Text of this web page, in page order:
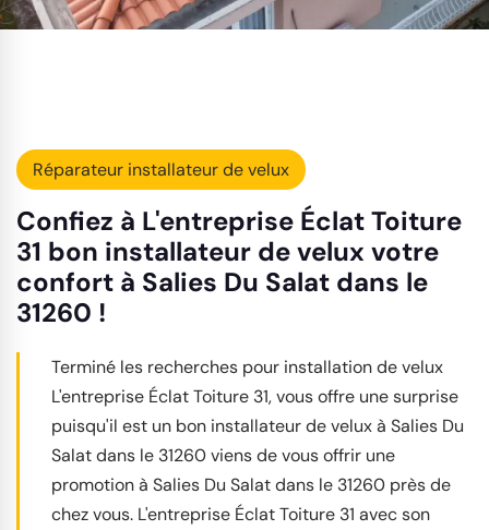
Réparateur installateur de velux
Confiez à L'entreprise Éclat Toiture
31 bon installateur de velux votre
confort à Salies Du Salat dans le
31260 !
Terminé les recherches pour installation de velux
L'entreprise Éclat Toiture 31, vous offre une surprise
puisqu'il est un bon installateur de velux à Salies Du
Salat dans le 31260 viens de vous offrir une
promotion à Salies Du Salat dans le 31260 près de
chez vous. L'entreprise Éclat Toiture 31 avec son